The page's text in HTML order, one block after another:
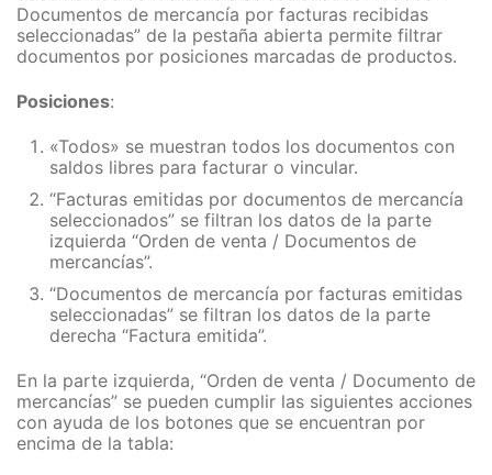
Documentos de mercancía por facturas recibidas
seleccionadas” de la pestaña abierta permite filtrar
documentos por posiciones marcadas de productos.
Posiciones:
«Todos» se muestran todos los documentos con
saldos libres para facturar o vincular.
“Facturas emitidas por documentos de mercancía
seleccionados” se filtran los datos de la parte
izquierda “Orden de venta / Documentos de
mercancías”.
“Documentos de mercancía por facturas emitidas
seleccionadas” se filtran los datos de la parte
derecha “Factura emitida”.
En la parte izquierda, “Orden de venta / Documento de
mercancías” se pueden cumplir las siguientes acciones
con ayuda de los botones que se encuentran por
encima de la tabla: